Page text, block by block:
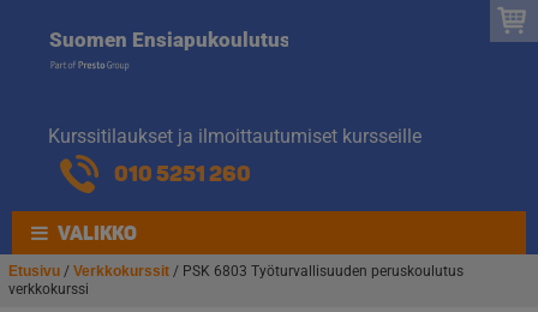
navigointiin
sisältöön
Suomen EnsiapukoulutusSuomen
Kurssitilaukset ja ilmoittautumiset kursseille
010 5251 260
VALIKKO
Etusivu / Verkkokurssit / PSK 6803 Työturvallisuuden peruskoulutus
verkkokurssi